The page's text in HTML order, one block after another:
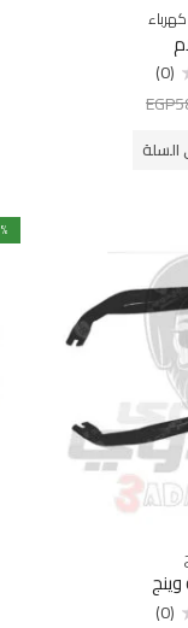
كهرباء
(0)
EGP
السلة
(0)
% خصم